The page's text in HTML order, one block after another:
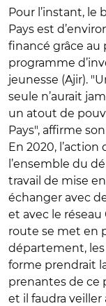
Pour l’instant, le
Pays est
financé grâce au
programme
jeunesse (Ajir).
seule n’aurait
un atout de
Pays", affirme
En 2020, l’action
l’ensemble du
travail de mise
échanger avec
et avec le
route se met en
département,
forme prendrait
prenantes de ce
et il faudra